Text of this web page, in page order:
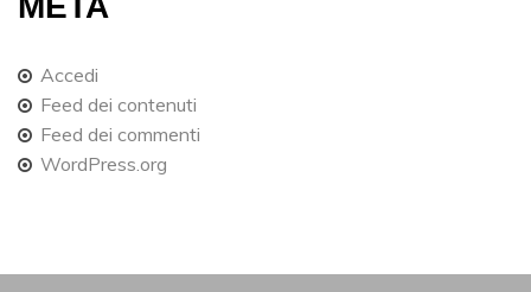
Accedi
Feed dei contenuti
Feed dei commenti
WordPress.org